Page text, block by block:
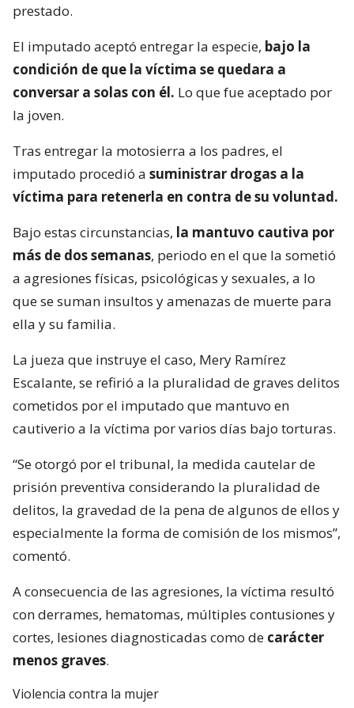
prestado.
El imputado aceptó entregar la especie, bajo la
condición de que la víctima se quedara a
conversar a solas con él. Lo que fue aceptado por
la joven.
Tras entregar la motosierra a los padres, el
imputado procedió a suministrar drogas a la
víctima para retenerla en contra de su voluntad.
Bajo estas circunstancias, la mantuvo cautiva por
más de dos semanas, periodo en el que la sometió
a agresiones físicas, psicológicas y sexuales, a lo
que se suman insultos y amenazas de muerte para
ella y su familia.
La jueza que instruye el caso, Mery Ramírez
Escalante, se refirió a la pluralidad de graves delitos
cometidos por el imputado que mantuvo en
cautiverio a la víctima por varios días bajo torturas.
“Se otorgó por el tribunal, la medida cautelar de
prisión preventiva considerando la pluralidad de
delitos, la gravedad de la pena de algunos de ellos y
especialmente la forma de comisión de los mismos”,
comentó.
A consecuencia de las agresiones, la víctima resultó
con derrames, hematomas, múltiples contusiones y
cortes, lesiones diagnosticadas como de carácter
menos graves.
Violencia contra la mujer